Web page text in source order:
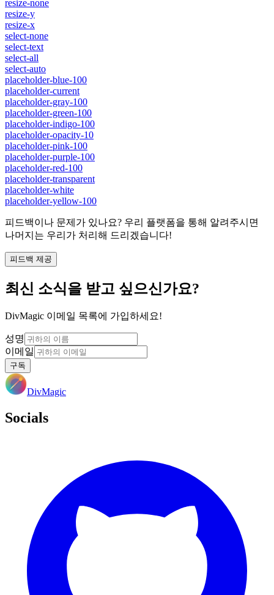
resize-none
resize-y
resize-x
select-none
select-text
select-all
select-auto
placeholder-blue-100
placeholder-current
placeholder-gray-100
placeholder-green-100
placeholder-indigo-100
placeholder-opacity-10
placeholder-pink-100
placeholder-purple-100
placeholder-red-100
placeholder-transparent
placeholder-white
placeholder-yellow-100
피드백이나 문제가 있나요? 우리 플랫폼을 통해 알려주시면
나머지는 우리가 처리해 드리겠습니다!
피드백 제공
최신 소식을 받고 싶으신가요?
DivMagic 이메일 목록에 가입하세요!
성명
이메일
구독
DivMagic
Socials